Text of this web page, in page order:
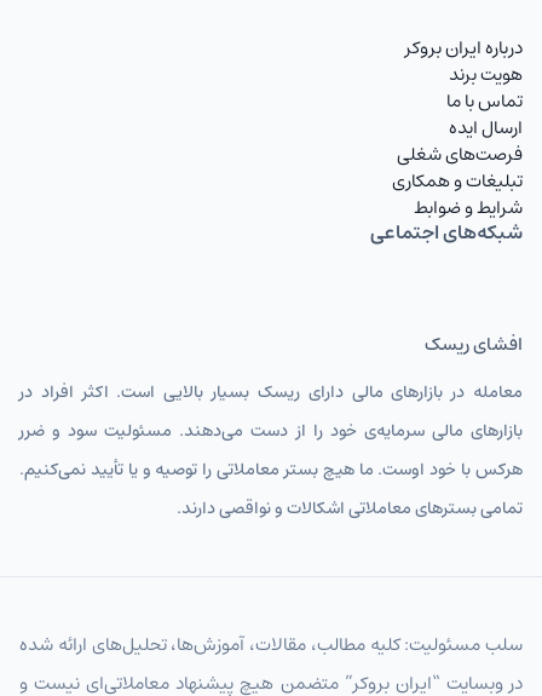
درباره ایران بروکر
هویت برند
تماس با ما
ارسال ایده
فرصت‌های شغلی
تبلیغات و همکاری
شرایط و ضوابط
شبکه‌های اجتماعی
افشای ریسک
معامله در بازارهای مالی دارای ریسک بسیار بالایی است. اکثر افراد در
بازارهای مالی سرمایه‌ی خود را از دست می‌دهند. مسئولیت سود و ضرر
هرکس با خود اوست. ما هیچ بستر معاملاتی را توصیه و یا تأیید نمی‌کنیم.
تمامی بسترهای معاملاتی اشکالات و نواقصی دارند.
سلب مسئولیت: کلیه مطالب، مقالات، آموزش‌ها، تحلیل‌های ارائه شده
در وبسایت “ایران بروکر” متضمن هیچ پیشنهاد معاملاتی‌ای نیست و